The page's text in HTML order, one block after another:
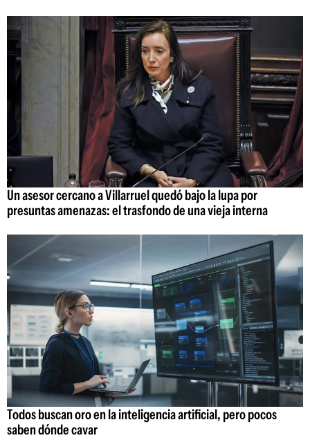
Un asesor cercano a Villarruel quedó bajo la lupa por
presuntas amenazas: el trasfondo de una vieja interna
Todos buscan oro en la inteligencia artificial, pero pocos
saben dónde cavar